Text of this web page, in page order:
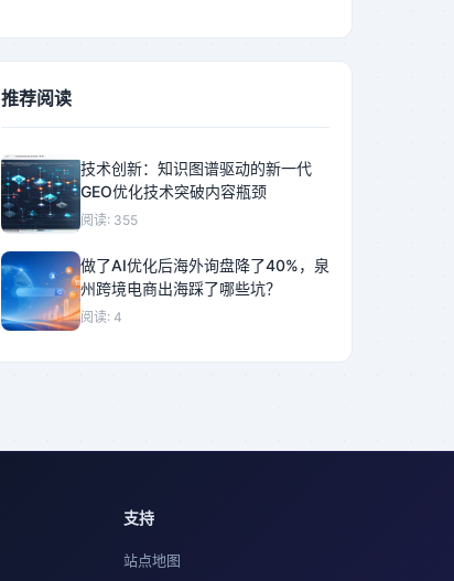
推荐阅读
技术创新：知识图谱驱动的新一代
GEO优化技术突破内容瓶颈
阅读: 355
做了AI优化后海外询盘降了40%，泉
州跨境电商出海踩了哪些坑？
阅读: 4
支持
站点地图